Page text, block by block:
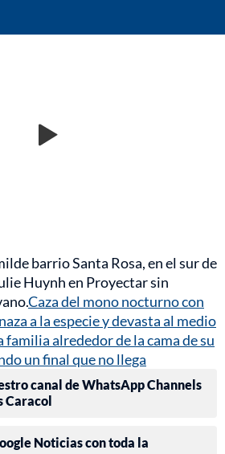
barrio Santa Rosa, en el sur de
Huynh en Proyectar sin
Caza del mono nocturno con
a la especie y devasta al medio
familia alrededor de la cama de su
un final que no llega
canal de WhatsApp Channels
Caracol
Noticias con toda la